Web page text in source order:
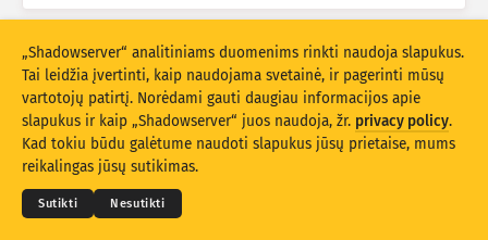
Atnaujinti Atnaujinti
Atsisiųsti kaip PNG
© 2026THE SHADOWSERVER FOUNDATION
Privatumo politika ir sąlygos
Susisiekite su mumis
Kūrėjų sąrašas
„Shadowserver“ analitiniams duomenims rinkti naudoja slapukus.
Tai leidžia įvertinti, kaip naudojama svetainė, ir pagerinti mūsų
vartotojų patirtį. Norėdami gauti daugiau informacijos apie
slapukus ir kaip „Shadowserver“ juos naudoja, žr. privacy policy.
Kad tokiu būdu galėtume naudoti slapukus jūsų prietaise, mums
reikalingas jūsų sutikimas.
Sutikti Nesutikti